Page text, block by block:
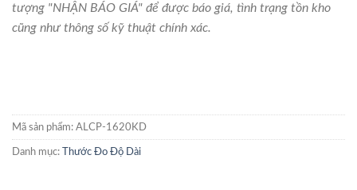
tượng "NHẬN BÁO GIÁ" để được báo giá, tình trạng tồn kho
cũng như thông số kỹ thuật chính xác.
Mã sản phẩm: ALCP-1620KD
Danh mục: Thước Đo Độ Dài